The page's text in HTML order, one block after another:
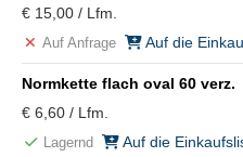
€ 15,00 / Lfm.
Auf Anfrage Auf die
Normkette flach oval 60 verz.
€ 6,60 / Lfm.
Lagernd Auf die